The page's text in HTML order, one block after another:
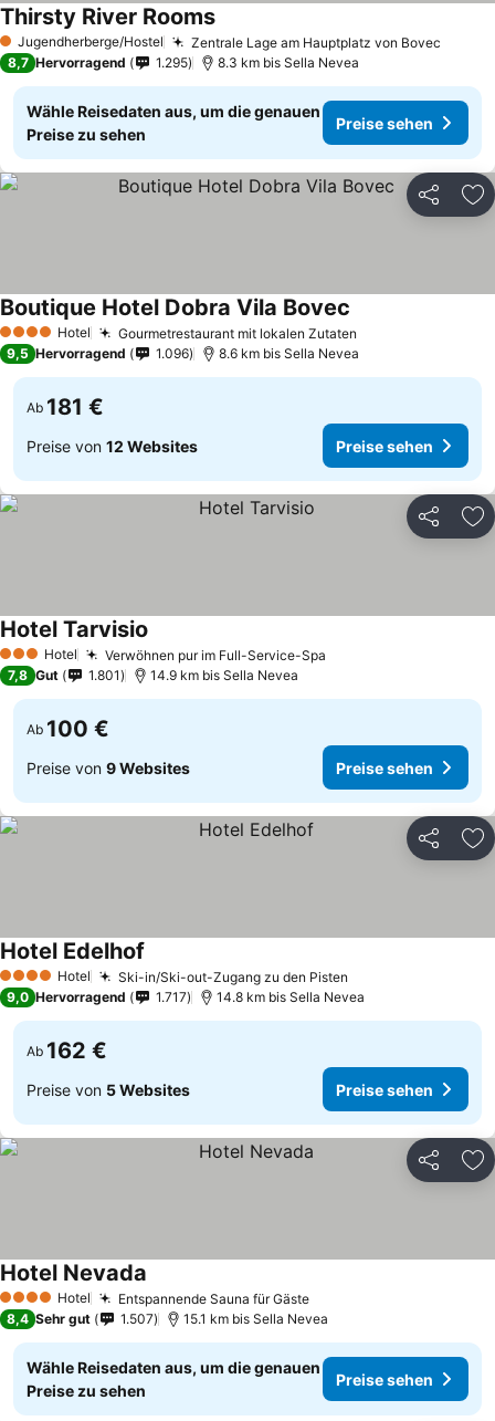
1 Sterne
Jugendherberge/Hostel Zentrale Lage am Hauptplatz von Bovec
Thirsty River Rooms
8,7 Hervorragend 1.295 8.3 km bis Sella Nevea
Wähle Reisedaten aus, um die genauen
Preise zu sehen
Preise sehen
Teilen
4 Sterne Hotel Gourmetrestaurant mit lokalen Zutaten
Boutique Hotel Dobra Vila Bovec
9,5 Hervorragend 1.096 8.6 km bis Sella Nevea
Ab 181 €
Preise von 12 Websites Preise sehen
Teilen
3 SterneHotel Verwöhnen pur im Full-Service-Spa
Hotel Tarvisio
7,8 Gut 1.801 14.9 km bis Sella Nevea
Ab 100 €
Preise von 9 Websites Preise sehen
Teilen
4 Sterne Hotel Ski-in/Ski-out-Zugang zu den Pisten
Hotel Edelhof
9,0 Hervorragend 1.717 14.8 km bis Sella Nevea
Ab 162 €
Preise von 5 Websites Preise sehen
Teilen
4 Sterne Hotel Entspannende Sauna für Gäste
Hotel Nevada
8,4 Sehr gut 1.507 15.1 km bis Sella Nevea
Wähle Reisedaten aus, um die genauen
Preise zu sehen
Preise sehen